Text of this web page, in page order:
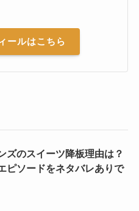
ールはこちら
ズのスイーツ降板理由は？
ピソードをネタバレありで